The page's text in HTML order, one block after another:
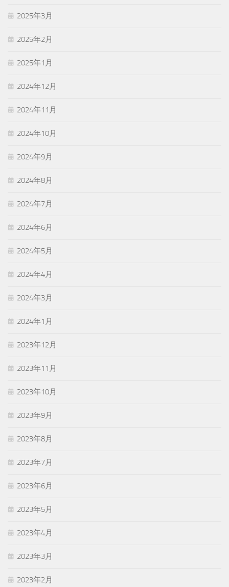
2025年3月
2025年2月
2025年1月
2024年12月
2024年11月
2024年10月
2024年9月
2024年8月
2024年7月
2024年6月
2024年5月
2024年4月
2024年3月
2024年1月
2023年12月
2023年11月
2023年10月
2023年9月
2023年8月
2023年7月
2023年6月
2023年5月
2023年4月
2023年3月
2023年2月